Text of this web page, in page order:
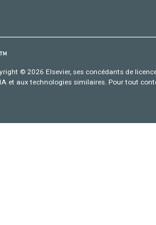
© 2026 Elsevier, ses concédants de
et aux technologies similaires. Pour tout